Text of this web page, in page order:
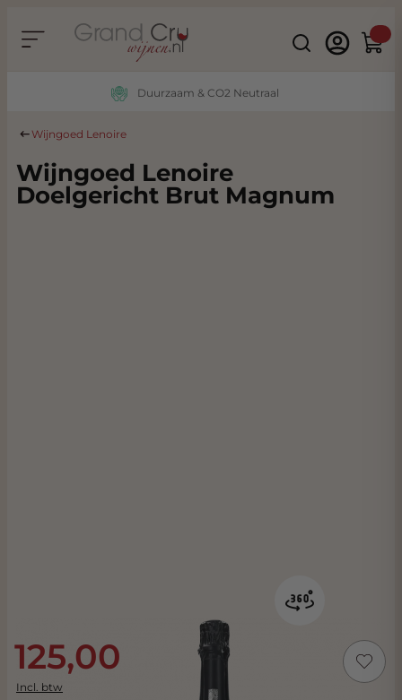
Search
Duurzaam & CO2 Neutraal
Wijngoed Lenoire
Wijngoed Lenoire
Doelgericht Brut Magnum
125,00
Incl. btw